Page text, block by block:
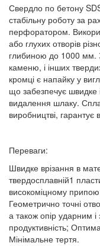
Свердло по бетону
стабільну роботу за
перфоратором.
або глухих отворів
глибиною до 1000 мм.
каменю, і інших
кромці є напайку у
що забезпечує швидке
видалення шлаку.
виробництві, гарантує
Переваги:
Швидке врізання в
твердосплавній1
високоміцному
Геометрично точні
а також опір ударним
продуктивність;
Мінімальне тертя.